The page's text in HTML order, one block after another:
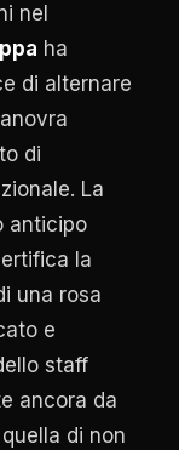
nel
ha
di alternare
di
La
anticipo
la
una rosa
e
staff
ancora da
di non